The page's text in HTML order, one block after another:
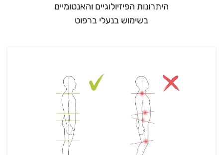
היתרונות הפיזיולוגיים והאנטומיים
בשימוש בנעלי ברפוט